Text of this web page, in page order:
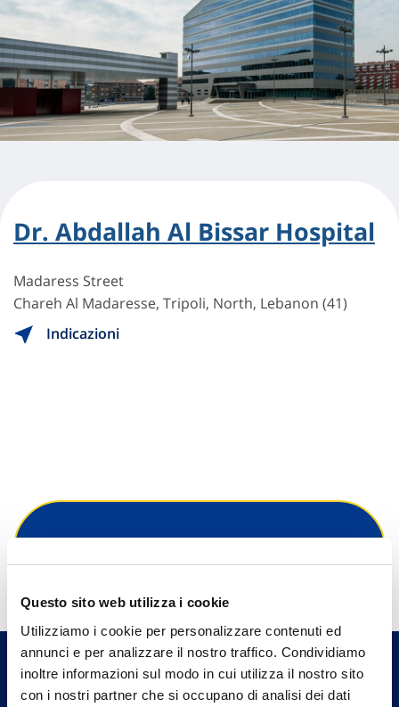
Questo sito web utilizza i cookie
Utilizziamo i cookie per personalizzare contenuti ed
annunci e per analizzare il nostro traffico. Condividiamo
inoltre informazioni sul modo in cui utilizza il nostro sito
con i nostri partner che si occupano di analisi dei dati
Dr. Abdallah Al Bissar Hospital
Madaress Street
Chareh Al Madaresse, Tripoli, North, Lebanon (41)
Indicazioni
Hai bisogno di
informazioni?
un nostro Agente.
Contattaci